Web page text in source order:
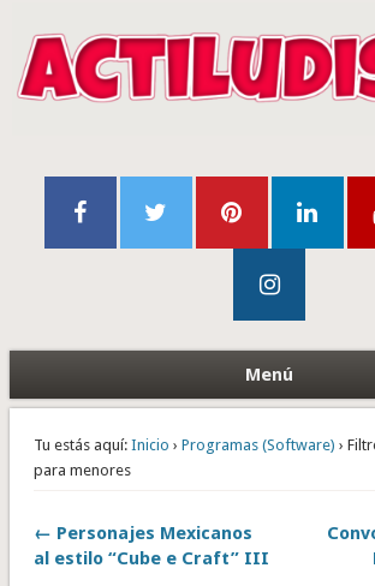
Menú
Tu estás aquí: Inicio › Programas (Software) ›
para menores
← Personajes Mexicanos
al estilo “Cube e Craft” III